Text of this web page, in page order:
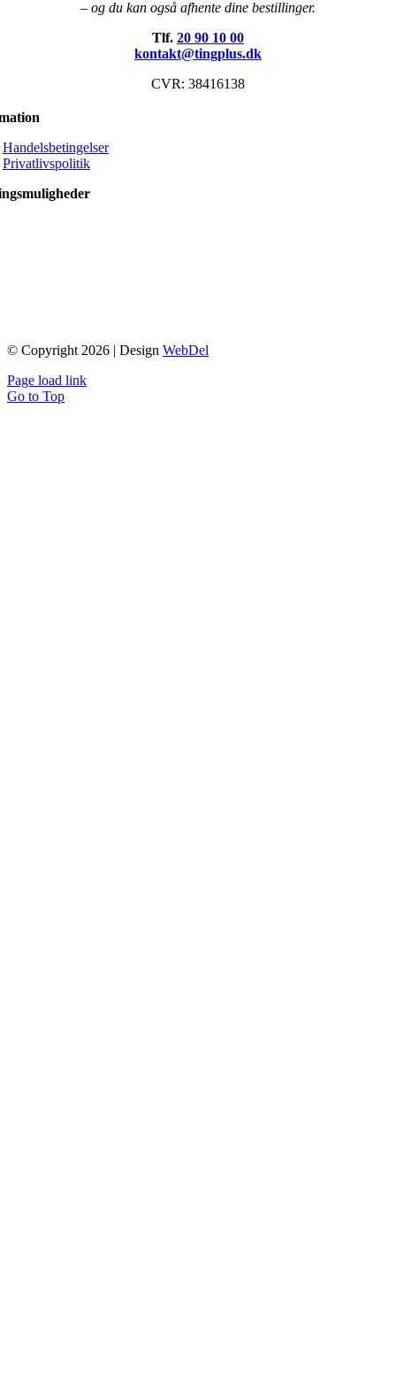
– og du kan også afhente dine bestillinger.
Tlf. 20 90 10 00
kontakt@tingplus.dk
CVR: 38416138
Handelsbetingelser
Privatlivspolitik
© Copyright 2026 | Design WebDel
Page load link
Go to Top